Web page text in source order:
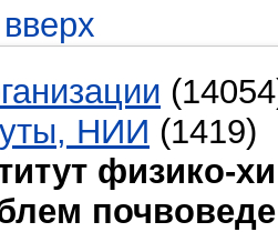
НИИ (1419)
физико-